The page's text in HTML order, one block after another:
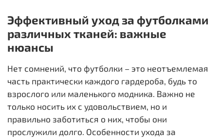
Эффективный уход за футболками
различных тканей: важные
нюансы
Нет сомнений, что футболки – это неотъемлемая
часть практически каждого гардероба, будь то
взрослого или маленького модника. Важно не
только носить их с удовольствием, но и
правильно заботиться о них, чтобы они
прослужили долго. Особенности ухода за